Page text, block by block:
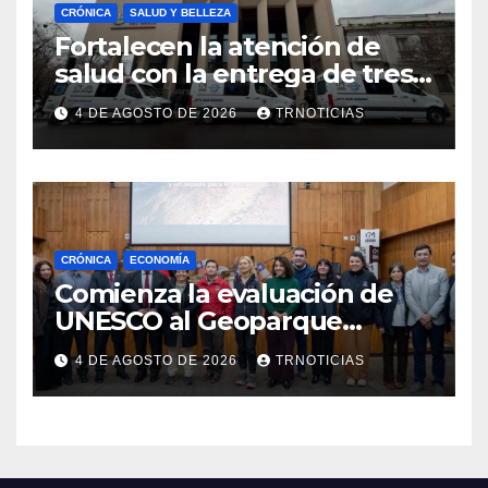
CRÓNICA SALUD Y BELLEZA
Fortalecen la atención de
salud con la entrega de tres
nuevas ambulancias para
Cauquenes y Sagrada Familia
4 DE AGOSTO DE 2026 TRNOTICIAS
CRÓNICA ECONOMÍA
Comienza la evaluación de
UNESCO al Geoparque
Aspirante Pillanmapu en el
Maule
4 DE AGOSTO DE 2026 TRNOTICIAS